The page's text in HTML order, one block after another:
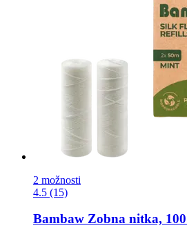
2 možnosti
4.5 (15)
Bambaw Zobna nitka,